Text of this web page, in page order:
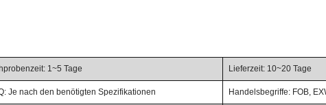
1~5 Tage Lieferzeit: 10~20 Tage
Je nach den benötigten Spezifikationen Handelsbegriffe: FOB,